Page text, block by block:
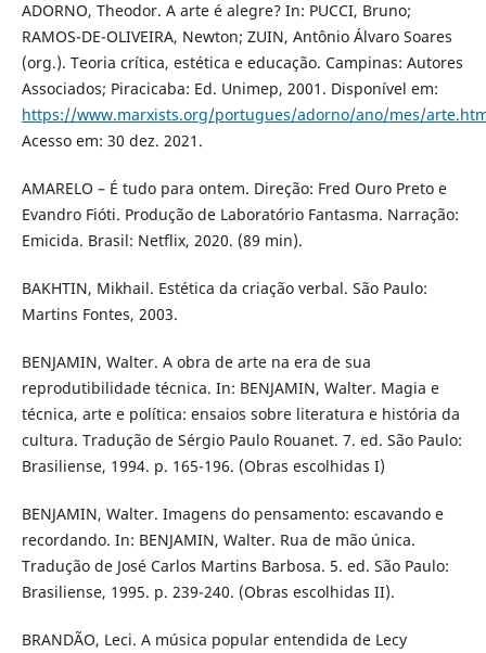
ADORNO, Theodor. A arte é alegre? In: PUCCI, Bruno;
RAMOS-DE-OLIVEIRA, Newton; ZUIN, Antônio Álvaro Soares
(org.). Teoria crítica, estética e educação. Campinas: Autores
Associados; Piracicaba: Ed. Unimep, 2001. Disponível em:
https://www.marxists.org/portugues/adorno/ano/mes/
Acesso em: 30 dez. 2021.
AMARELO – É tudo para ontem. Direção: Fred Ouro Preto e
Evandro Fióti. Produção de Laboratório Fantasma. Narração:
Emicida. Brasil: Netflix, 2020. (89 min).
BAKHTIN, Mikhail. Estética da criação verbal. São Paulo:
Martins Fontes, 2003.
BENJAMIN, Walter. A obra de arte na era de sua
reprodutibilidade técnica. In: BENJAMIN, Walter. Magia e
técnica, arte e política: ensaios sobre literatura e história da
cultura. Tradução de Sérgio Paulo Rouanet. 7. ed. São Paulo:
Brasiliense, 1994. p. 165-196. (Obras escolhidas I)
BENJAMIN, Walter. Imagens do pensamento: escavando e
recordando. In: BENJAMIN, Walter. Rua de mão única.
Tradução de José Carlos Martins Barbosa. 5. ed. São Paulo:
Brasiliense, 1995. p. 239-240. (Obras escolhidas II).
BRANDÃO, Leci. A música popular entendida de Lecy